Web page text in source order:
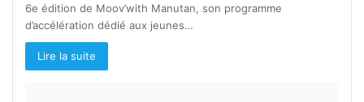
6e édition de Moov’with Manutan, son programme
d’accélération dédié aux jeunes…
Lire la suite